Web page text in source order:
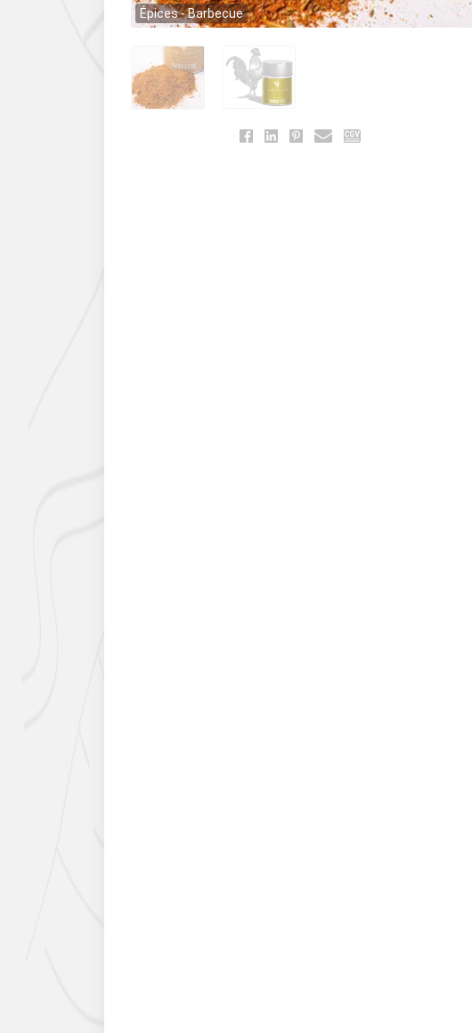
Épices - Barbecue